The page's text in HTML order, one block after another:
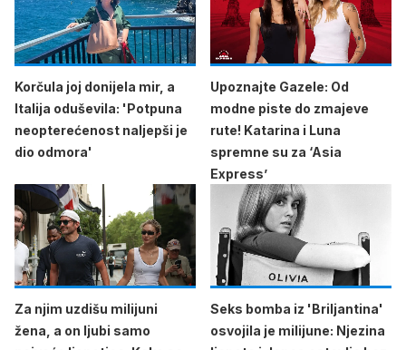
Korčula joj donijela mir, a
Italija oduševila: 'Potpuna
neopterećenost naljepši je
dio odmora'
Upoznajte Gazele: Od
modne piste do zmajeve
rute! Katarina i Luna
spremne su za ‘Asia
Express’
Za njim uzdišu milijuni
žena, a on ljubi samo
Seks bomba iz 'Briljantina'
osvojila je milijune: Njezina